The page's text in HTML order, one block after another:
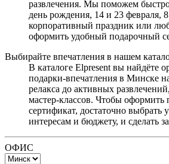
развлечения. Мы поможем
день рождения, 14 и 23 февраля,
корпоративный праздник или
оформить удобный подарочный
Выбирайте впечатления в нашем
В каталоге Elpresent вы найдёте
подарки‑впечатления в Минске
релакса до активных
мастер‑классов. Чтобы оформить
сертификат, достаточно выбрать
интересам и бюджету, и сделать
ОФИС